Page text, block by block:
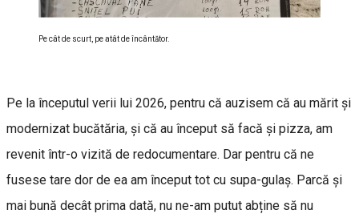
Pe cât de scurt, pe atât de încântător.
Pe la începutul verii lui 2026, pentru că auzisem că au mărit și
modernizat bucătăria, și că au început să facă și pizza, am
revenit într-o vizită de redocumentare. Dar pentru că ne
fusese tare dor de ea am început tot cu supa-gulaș. Parcă și
mai bună decât prima dată, nu ne-am putut abține să nu